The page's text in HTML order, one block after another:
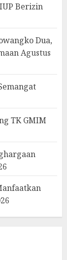
Berizin
Dua,
Agustus
TK GMIM